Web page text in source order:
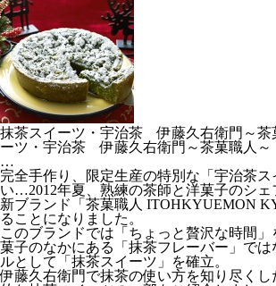
抹茶スイーツ・宇治茶 伊藤久右衛門～茶
ーツ・宇治茶 伊藤久右衛門～茶菓職人～
…
完全手作り、限定生産の特別な「宇治茶ス
い…2012年夏、熟練の茶師と洋菓子のシェ
新ブランド「茶菓職人 ITOHKYUEMON
ることになりました。
このブランドでは「ちょっと贅沢な時間
菓子のなかにある「抹茶フレーバー」で
ルとして「抹茶スイーツ」を確立。
伊藤久右衛門で抹茶の使い方を知り尽く